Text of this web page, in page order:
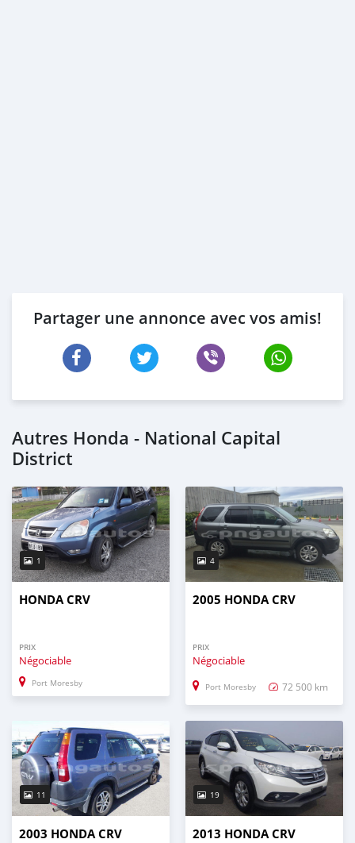
Partager une annonce avec vos amis!
Autres Honda - National Capital
District
1
HONDA CRV
PRIX
Négociable
Port Moresby
4
2005 HONDA CRV
PRIX
Négociable
Port Moresby 72 500 km
11
2003 HONDA CRV
19
2013 HONDA CRV